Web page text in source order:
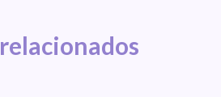
relacionados